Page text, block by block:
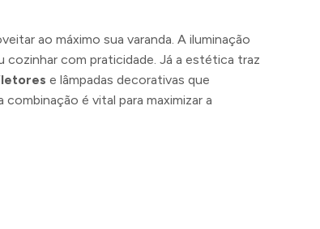
ao máximo sua varanda. A iluminação
cozinhar com praticidade. Já a estética traz
e lâmpadas decorativas que
é vital para maximizar a